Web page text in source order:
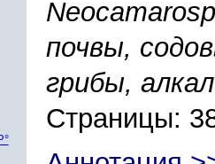
почвы,
грибы,
Страницы: